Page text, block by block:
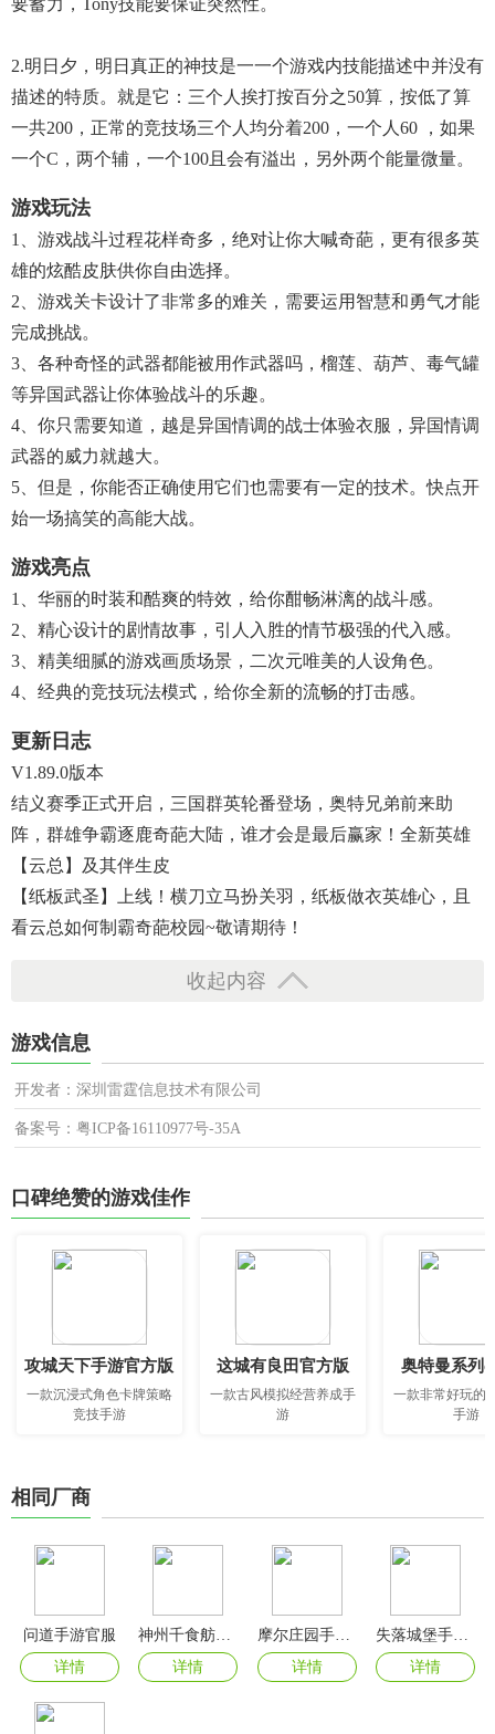
要蓄力，Tony技能要保证突然性。
2.明日夕，明日真正的神技是一一个游戏内技能描述中并没有
描述的特质。就是它：三个人挨打按百分之50算，按低了算
一共200，正常的竞技场三个人均分着200，一个人60 ，如果
一个C，两个辅，一个100且会有溢出，另外两个能量微量。
游戏玩法
1、游戏战斗过程花样奇多，绝对让你大喊奇葩，更有很多英
雄的炫酷皮肤供你自由选择。
2、游戏关卡设计了非常多的难关，需要运用智慧和勇气才能
完成挑战。
3、各种奇怪的武器都能被用作武器吗，榴莲、葫芦、毒气罐
等异国武器让你体验战斗的乐趣。
4、你只需要知道，越是异国情调的战士体验衣服，异国情调
武器的威力就越大。
5、但是，你能否正确使用它们也需要有一定的技术。快点开
始一场搞笑的高能大战。
游戏亮点
1、华丽的时装和酷爽的特效，给你酣畅淋漓的战斗感。
2、精心设计的剧情故事，引人入胜的情节极强的代入感。
3、精美细腻的游戏画质场景，二次元唯美的人设角色。
4、经典的竞技玩法模式，给你全新的流畅的打击感。
更新日志
V1.89.0版本
结义赛季正式开启，三国群英轮番登场，奥特兄弟前来助
阵，群雄争霸逐鹿奇葩大陆，谁才会是最后赢家！全新英雄
【云总】及其伴生皮
【纸板武圣】上线！横刀立马扮关羽，纸板做衣英雄心，且
看云总如何制霸奇葩校园~敬请期待！
收起内容
游戏信息
开发者：深圳雷霆信息技术有限公司
备案号：粤ICP备16110977号-35A
口碑绝赞的游戏佳作
攻城天下手游官方版
一款沉浸式角色卡牌策略
竞技手游
这城有良田官方版
一款古风模拟经营养成手
游
奥特曼系列
一款非常好玩的
手游
相同厂商
问道手游官服
详情
详情
摩尔庄园手游官方版
详情
详情